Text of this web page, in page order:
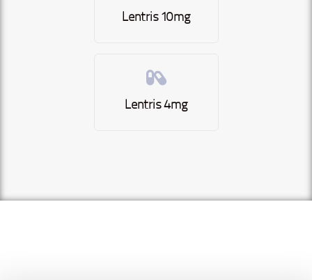
Lentris 10mg
Lentris 4mg